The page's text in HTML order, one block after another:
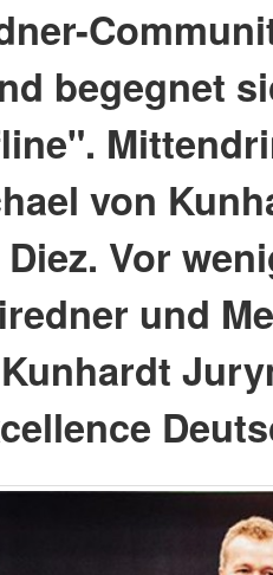
begegnet
von
Vor
und